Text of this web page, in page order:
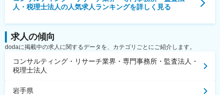
人・税理士法人の人気求人ランキングを詳しく見る
求人の傾向
dodaに掲載中の求人に関するデータを、カテゴリごとにご紹介します。
コンサルティング・リサーチ業界・専門事務所・監査法人・
税理士法人
岩手県